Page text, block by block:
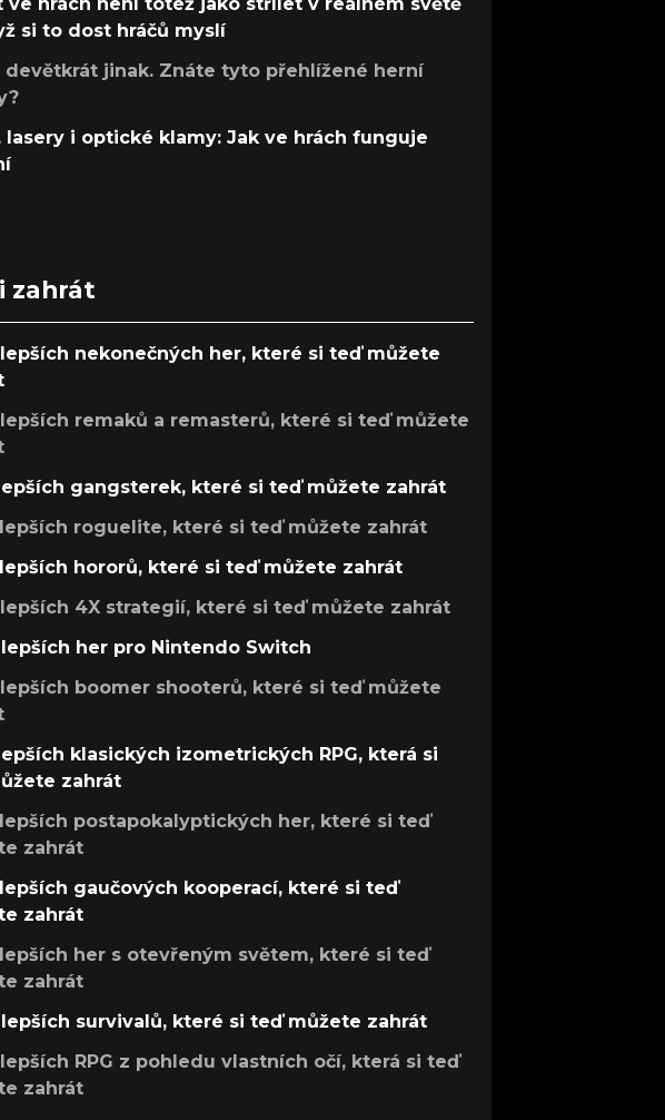
si to dost hráčů myslí
devětkrát jinak. Znáte tyto přehlížené herní
lasery i optické klamy: Jak ve hrách funguje
zahrát
nekonečných her, které si teď můžete
remaků a remasterů, které si teď můžete
gangsterek, které si teď můžete zahrát
roguelite, které si teď můžete zahrát
hororů, které si teď můžete zahrát
4X strategií, které si teď můžete zahrát
her pro Nintendo Switch
boomer shooterů, které si teď můžete
klasických izometrických RPG, která si
zahrát
postapokalyptických her, které si teď
zahrát
gaučových kooperací, které si teď
zahrát
her s otevřeným světem, které si teď
zahrát
survivalů, které si teď můžete zahrát
RPG z pohledu vlastních očí, která si teď
zahrát